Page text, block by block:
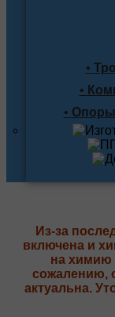
•
•
•
Из-за
включена и
на химию
сожалению,
актуальна.